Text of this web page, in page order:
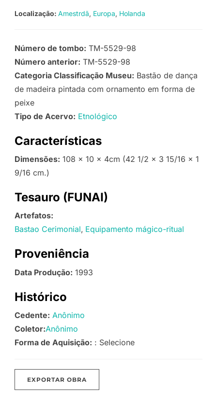
Localização: Amestrdã Europa Holanda
Número de tombo: TM-5529-98
Número anterior: TM-5529-98
Categoria Classificação Museu: Bastão de dança
de madeira pintada com ornamento em forma de
peixe
Tipo de Acervo: Etnológico
Características
Dimensões: 108 x 10 x 4cm (42 1/2 x 3 15/16 x 1
9/16 cm.)
Tesauro (FUNAI)
Artefatos:
Bastao Cerimonial Equipamento mágico-ritual
Proveniência
Data Produção: 1993
Histórico
Cedente: Anônimo
Coletor:Anônimo
Forma de Aquisição: : Selecione
EXPORTAR OBRA